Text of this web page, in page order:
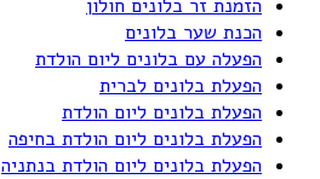
הזמנת זר בלונים חולון
הכנת שער בלונים
הפעלה עם בלונים ליום הולדת
הפעלת בלונים לברית
הפעלת בלונים ליום הולדת
הפעלת בלונים ליום הולדת בחיפה
הפעלת בלונים ליום הולדת בנתניה